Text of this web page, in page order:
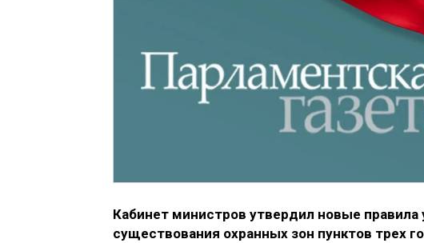
Кабинет министров утвердил новые
существования охранных зон пунктов трех